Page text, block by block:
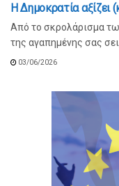
Η Δημοκρατία αξίζει
Από το σκρολάρισμα
της αγαπημένης σας
03/06/2026